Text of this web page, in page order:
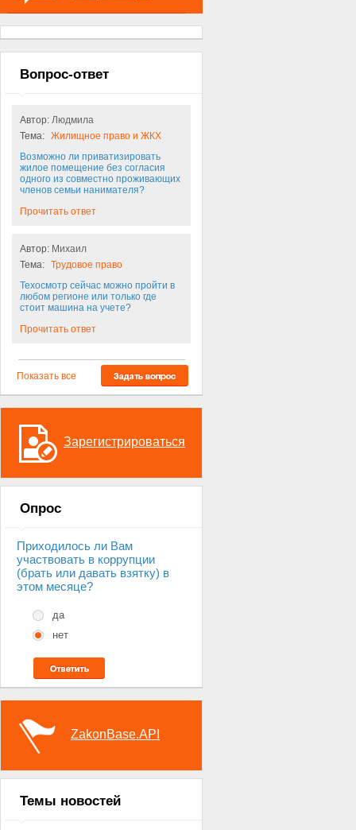
Вопрос-ответ
Автор: Людмила
Тема: Жилищное право и ЖКХ
Возможно ли приватизировать
жилое помещение без согласия
одного из совместно проживающих
членов семьи нанимателя?
Прочитать ответ
Автор: Михаил
Тема: Трудовое право
Техосмотр сейчас можно пройти в
любом регионе или только где
стоит машина на учете?
Прочитать ответ
Показать все
Зарегистрироваться
Опрос
Приходилось ли Вам
участвовать в коррупции
(брать или давать взятку) в
этом месяце?
да
нет
ZakonBase.API
Темы новостей